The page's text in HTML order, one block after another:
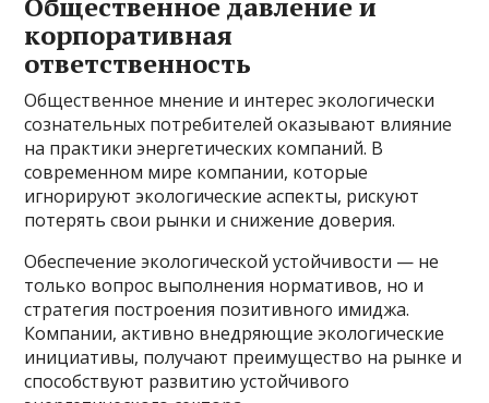
корпоративная
ответственность
Общественное мнение и интерес экологически
сознательных потребителей оказывают влияние
на практики энергетических компаний. В
современном мире компании, которые
игнорируют экологические аспекты, рискуют
потерять свои рынки и снижение доверия.
Обеспечение экологической устойчивости — не
только вопрос выполнения нормативов, но и
стратегия построения позитивного имиджа.
Компании, активно внедряющие экологические
инициативы, получают преимущество на рынке и
способствуют развитию устойчивого